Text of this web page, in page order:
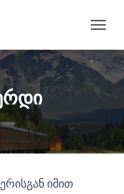
O
G
G
L
V
იმით